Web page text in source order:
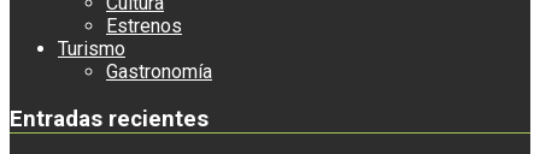
Estrenos
Turismo
Gastronomía
Entradas recientes